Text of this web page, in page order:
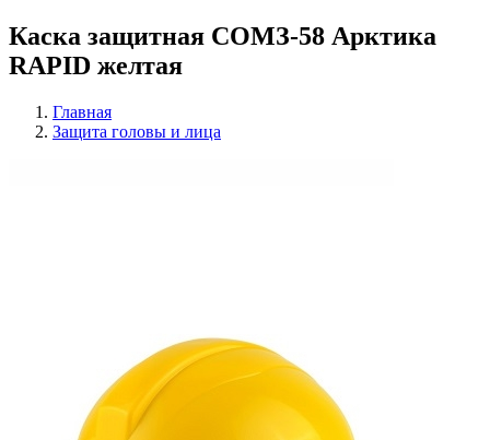
Каска защитная СОМЗ-58 Арктика
RAPID желтая
Главная
Защита головы и лица